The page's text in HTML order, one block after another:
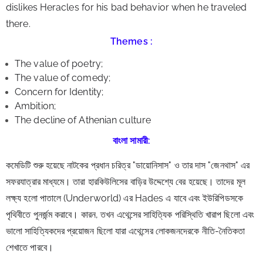
dislikes Heracles for his bad behavior when he traveled
there.
Themes :
The value of poetry;
The value of comedy;
Concern for Identity;
Ambition;
The decline of Athenian culture
বাংলা সামারী:
কমেডিটি শুরু হয়েছে নাটকের প্রধান চরিত্র "ডায়োনিসাস" ও তার দাস "জেনথাস" এর
সফরযাত্রার মাধ্যমে। তারা হারকিউলিসের বাড়ির উদ্দেশ্যে বের হয়েছে। তাদের মূল
লক্ষ্য হলো পাতালে (Underworld) এর Hades এ যাবে এবং ইউরিপিডসকে
পৃথিবীতে পুনর্জন্ম করাবে। কারন, তখন এথেন্সের সাহিত্যিক পরিস্থিতি খারাপ ছিলো এবং
ভালো সাহিত্যিকদের প্রয়োজন ছিলো যারা এথেন্সের লোকজনদেরকে নীতি-নৈতিকতা
শেখাতে পারবে।